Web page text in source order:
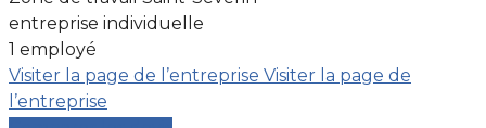
entreprise individuelle
1 employé
Visiter la page de l’entreprise Visiter la page de
l’entreprise